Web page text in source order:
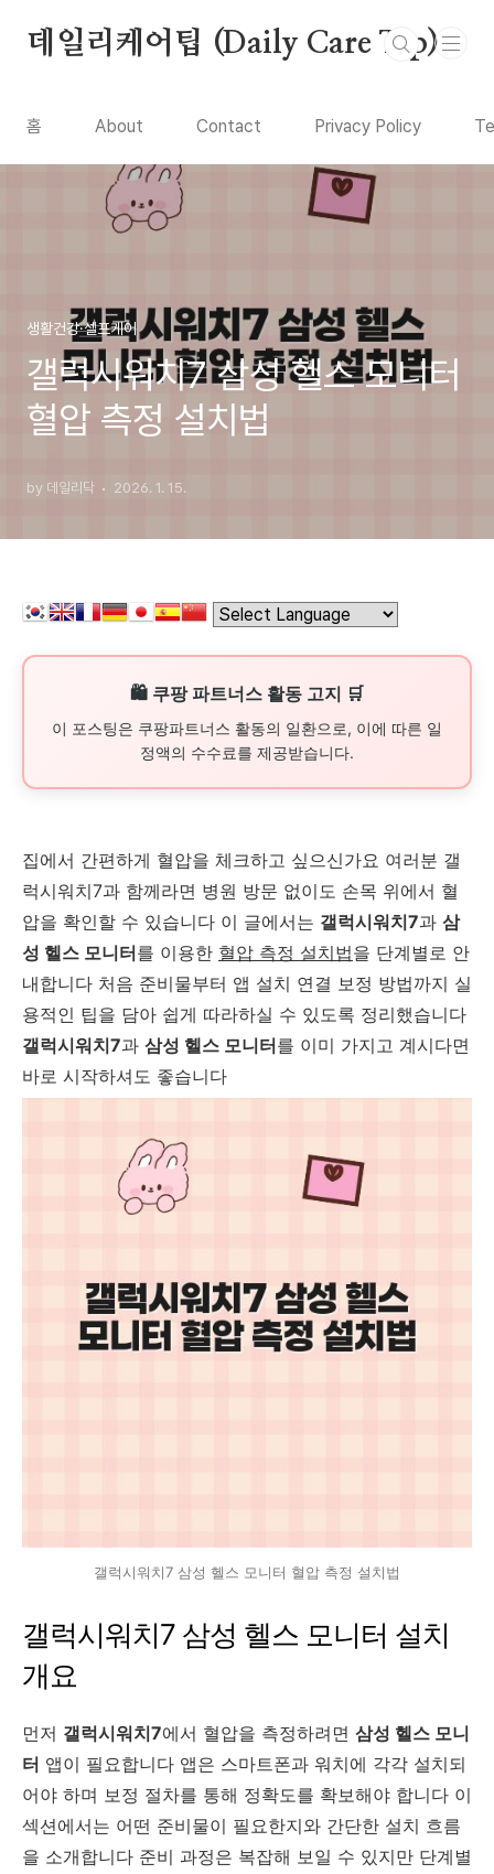
데일리케어팁 (Daily Care Tip)
홈 About Contact Privacy Policy
생활건강·셀프케어
갤럭시워치7 삼성 헬스 모니터
혈압 측정 설치법
by 데일리닥 2026. 1. 15.
🛍️ 쿠팡 파트너스 활동 고지 🛒
이 포스팅은 쿠팡파트너스 활동의 일환으로, 이에 따른 일
정액의 수수료를 제공받습니다.
집에서 간편하게 혈압을 체크하고 싶으신가요 여러분 갤
럭시워치7과 함께라면 병원 방문 없이도 손목 위에서 혈
압을 확인할 수 있습니다 이 글에서는 갤럭시워치7과 삼
성 헬스 모니터를 이용한 혈압 측정 설치법을 단계별로 안
내합니다 처음 준비물부터 앱 설치 연결 보정 방법까지 실
용적인 팁을 담아 쉽게 따라하실 수 있도록 정리했습니다
갤럭시워치7과 삼성 헬스 모니터를 이미 가지고 계시다면
바로 시작하셔도 좋습니다
갤럭시워치7 삼성 헬스 모니터 혈압 측정 설치법
갤럭시워치7 삼성 헬스 모니터 설치
개요
먼저 갤럭시워치7에서 혈압을 측정하려면 삼성 헬스 모니
터 앱이 필요합니다 앱은 스마트폰과 워치에 각각 설치되
어야 하며 보정 절차를 통해 정확도를 확보해야 합니다 이
섹션에서는 어떤 준비물이 필요한지와 간단한 설치 흐름
을 소개합니다 준비 과정은 복잡해 보일 수 있지만 단계별